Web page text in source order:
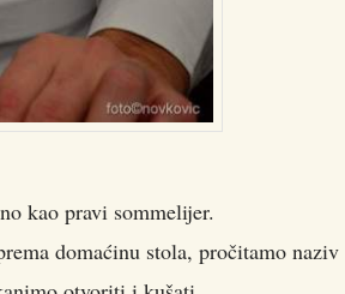
kao pravi sommelijer.
domaćinu stola, pročitamo naziv